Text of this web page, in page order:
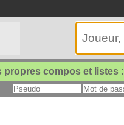
propres compos et listes :